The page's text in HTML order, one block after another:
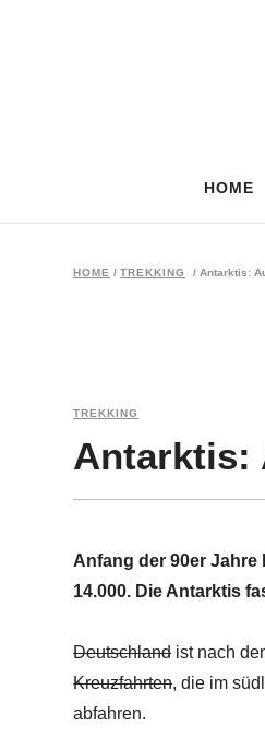
HOME
HOME / TREKKING / Antarktis:
TREKKING
Antarktis:
Anfang der 90er Jahre
14.000. Die Antarktis
Deutschlandist nach
Kreuzfahrten, die im
abfahren.